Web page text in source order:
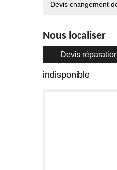
Devis changement
Nous localiser
Devis
indisponible